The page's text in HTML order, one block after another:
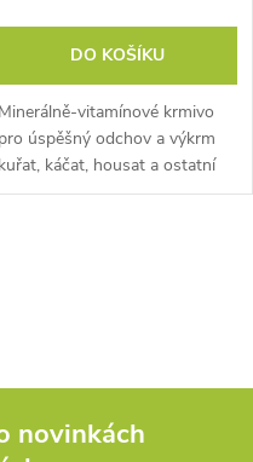
DO KOŠÍKU
Minerálně-vitamínové krmivo
pro úspěšný odchov a výkrm
kuřat, káčat, housat a ostatní
podporuje jejich
novinkách